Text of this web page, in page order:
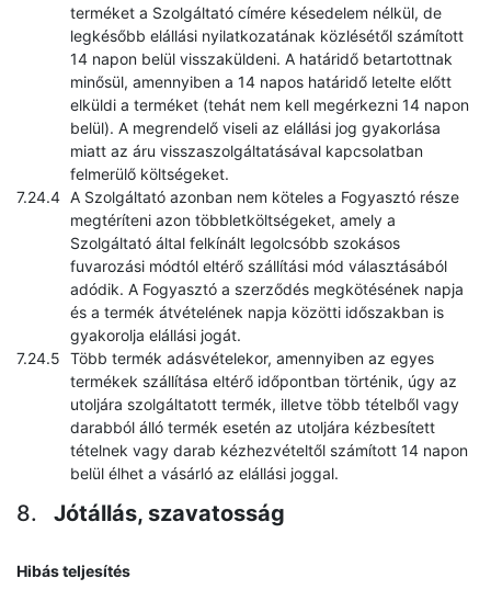
terméket a Szolgáltató címére késedelem nélkül, de
legkésőbb elállási nyilatkozatának közlésétől számított
14 napon belül visszaküldeni. A határidő betartottnak
minősül, amennyiben a 14 napos határidő letelte előtt
elküldi a terméket (tehát nem kell megérkezni 14 napon
belül). A megrendelő viseli az elállási jog gyakorlása
miatt az áru visszaszolgáltatásával kapcsolatban
felmerülő költségeket.
A Szolgáltató azonban nem köteles a Fogyasztó része
megtéríteni azon többletköltségeket, amely a
Szolgáltató által felkínált legolcsóbb szokásos
fuvarozási módtól eltérő szállítási mód választásából
adódik. A Fogyasztó a szerződés megkötésének napja
és a termék átvételének napja közötti időszakban is
gyakorolja elállási jogát.
Több termék adásvételekor, amennyiben az egyes
termékek szállítása eltérő időpontban történik, úgy az
utoljára szolgáltatott termék, illetve több tételből vagy
darabból álló termék esetén az utoljára kézbesített
tételnek vagy darab kézhezvételtől számított 14 napon
belül élhet a vásárló az elállási joggal.
Jótállás, szavatosság
Hibás teljesítés